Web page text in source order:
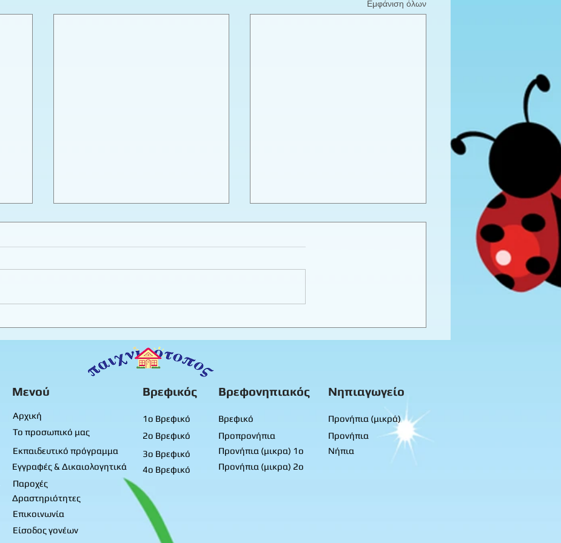
Εμφάνιση όλων
Μενού Βρεφικός Βρεφονηπιακός Νηπιαγωγείο
Αρχική
Το προσωπικό μας
Εκπαιδευτικό πρόγραμμα
Εγγραφές & Δικαιολογητικά
1ο Βρεφικό
2ο Βρεφικό
3ο Βρεφικό
4ο Βρεφικό
Βρεφικό
Προπρονήπια
Προνήπια (μικρα) 1ο
Προνήπια (μικρα) 2ο
Προνήπια (μικρά)
Προνήπια
Νήπια
Παροχές
Δραστηριότητες
Επικοινωνία
Είσοδος γονέων